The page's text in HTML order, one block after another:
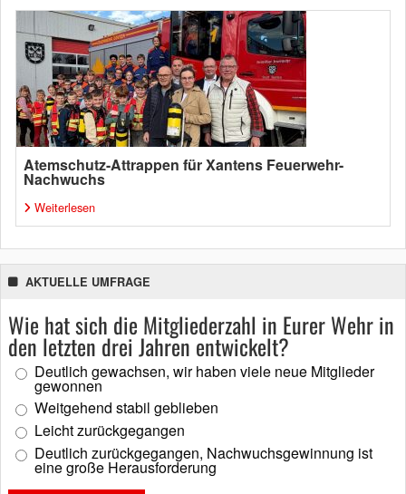
Atemschutz-Attrappen für Xantens Feuerwehr-
Nachwuchs
Weiterlesen
AKTUELLE UMFRAGE
Wie hat sich die Mitgliederzahl in Eurer Wehr in
den letzten drei Jahren entwickelt?
Deutlich gewachsen, wir haben viele neue Mitglieder
gewonnen
Weitgehend stabil geblieben
Leicht zurückgegangen
Deutlich zurückgegangen, Nachwuchsgewinnung ist
eine große Herausforderung